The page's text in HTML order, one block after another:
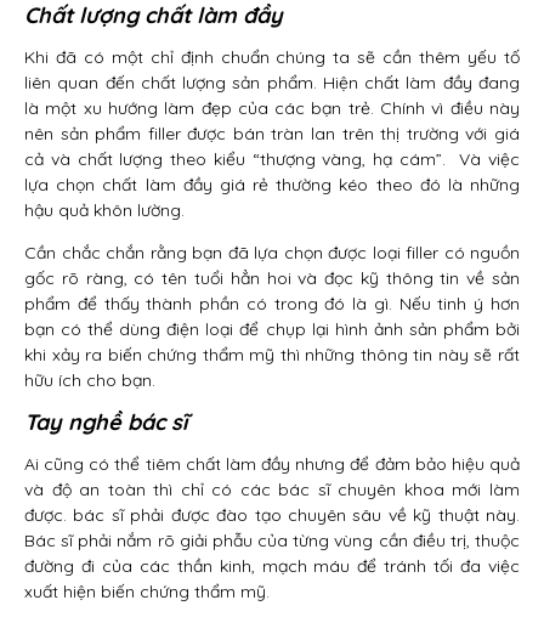
Chất lượng chất làm đầy
Khi đã có một chỉ định chuẩn chúng ta sẽ cần thêm yếu tố
liên quan đến chất lượng sản phẩm. Hiện chất làm đầy đang
là một xu hướng làm đẹp của các bạn trẻ. Chính vì điều này
nên sản phẩm filler được bán tràn lan trên thị trường với giá
cả và chất lượng theo kiểu “thượng vàng, hạ cám”. Và việc
lựa chọn chất làm đầy giá rẻ thường kéo theo đó là những
hậu quả khôn lường.
Cần chắc chắn rằng bạn đã lựa chọn được loại filler có nguồn
gốc rõ ràng, có tên tuổi hẳn hoi và đọc kỹ thông tin về sản
phẩm để thấy thành phần có trong đó là gì. Nếu tinh ý hơn
bạn có thể dùng điện loại để chụp lại hình ảnh sản phẩm bởi
khi xảy ra biến chứng thẩm mỹ thì những thông tin này sẽ rất
hữu ích cho bạn.
Tay nghề bác sĩ
Ai cũng có thể tiêm chất làm đầy nhưng để đảm bảo hiệu quả
và độ an toàn thì chỉ có các bác sĩ chuyên khoa mới làm
được. bác sĩ phải được đào tạo chuyên sâu về kỹ thuật này.
Bác sĩ phải nắm rõ giải phẫu của từng vùng cần điều trị, thuộc
đường đi của các thần kinh, mạch máu để tránh tối đa việc
xuất hiện biến chứng thẩm mỹ.